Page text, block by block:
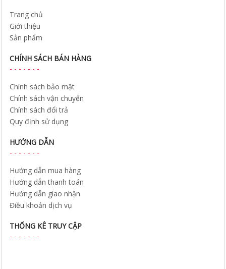
Trang chủ
Giới thiệu
Sản phẩm
CHÍNH SÁCH BÁN HÀNG
Chính sách bảo mật
Chính sách vận chuyển
Chính sách đổi trả
Quy định sử dụng
HƯỚNG DẪN
Hướng dẫn mua hàng
Hướng dẫn thanh toán
Hướng dẫn giao nhận
Điều khoản dịch vụ
THỐNG KÊ TRUY CẬP